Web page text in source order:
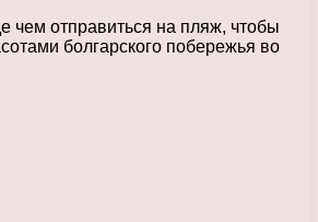
чем отправиться на пляж, чтобы
болгарского побережья во